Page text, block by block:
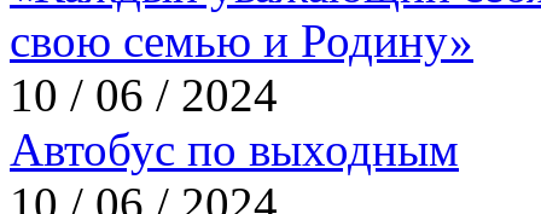
свою семью и Родину»
10 / 06 / 2024
Автобус по выходным
10 / 06 / 2024